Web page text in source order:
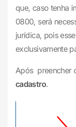
que, caso tenha
0800, será
jurídica, pois
exclusivamente
Após preencher
cadastro.